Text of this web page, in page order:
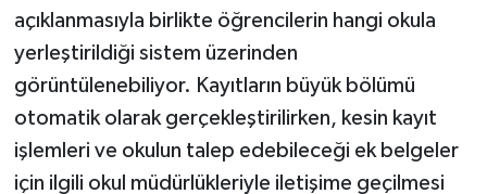
açıklanmasıyla birlikte öğrencilerin hangi okula
yerleştirildiği sistem üzerinden
görüntülenebiliyor. Kayıtların büyük bölümü
otomatik olarak gerçekleştirilirken, kesin kayıt
işlemleri ve okulun talep edebileceği ek belgeler
için ilgili okul müdürlükleriyle iletişime geçilmesi